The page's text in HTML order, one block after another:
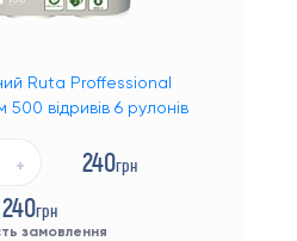
Ruta Proffessional
відривів 6 рулонів
+ 240грн
240грн
замовлення